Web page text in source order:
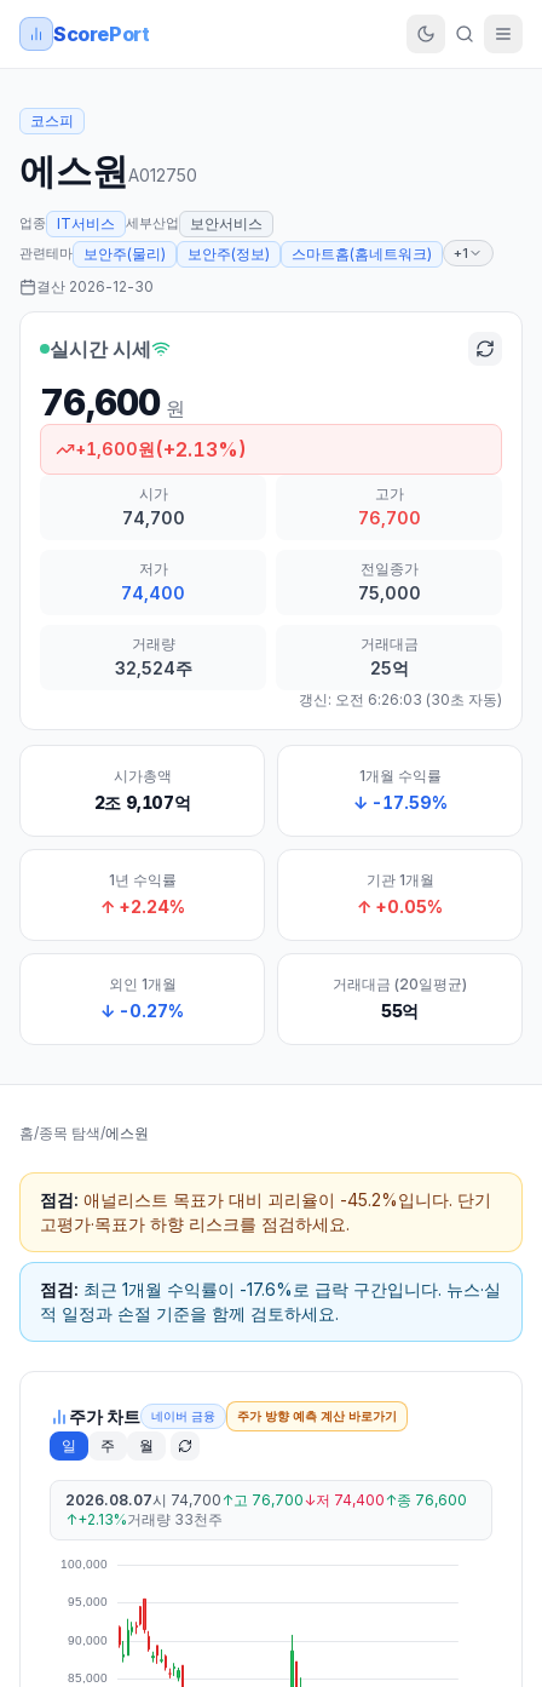
ScorePort
코스피
에스원A012750
업종 IT서비스 세부산업 보안서비스
관련테마 보안주(물리) 보안주(정보) 스마트홈(홈네트워크) +1
결산 2026-12-30
실시간 시세
76,600 원
+1,600원(+2.13%)
시가
74,700
고가
76,700
저가
74,400
전일종가
75,000
거래량
32,524주
거래대금
25억
갱신: 오전 6:26:03 (30초 자동)
시가총액
2조 9,107억
1개월 수익률
↓ -17.59%
1년 수익률
↑ +2.24%
기관 1개월
↑ +0.05%
외인 1개월
↓ -0.27%
거래대금 (20일평균)
55억
홈/종목 탐색/에스원
점검: 애널리스트 목표가 대비 괴리율이 -45.2%입니다. 단기
고평가·목표가 하향 리스크를 점검하세요.
점검: 최근 1개월 수익률이 -17.6%로 급락 구간입니다. 뉴스·실
적 일정과 손절 기준을 함께 검토하세요.
주가 차트 네이버 금융 주가 방향 예측 계산 바로가기
일 주 월
2026.08.07시 74,700 ↑고 76,700↓저 74,400 ↑종 76,600
↑+2.13%거래량 33천주